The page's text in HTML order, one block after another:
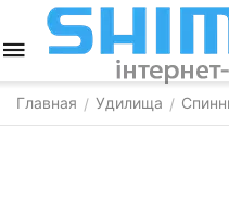
Главная / Удилища /